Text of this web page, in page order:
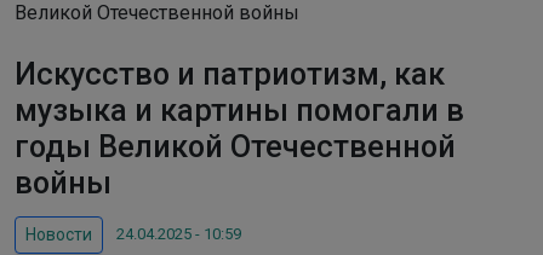
Великой Отечественной войны
Искусство и патриотизм, как
музыка и картины помогали в
годы Великой Отечественной
войны
Новости 24.04.2025 - 10:59